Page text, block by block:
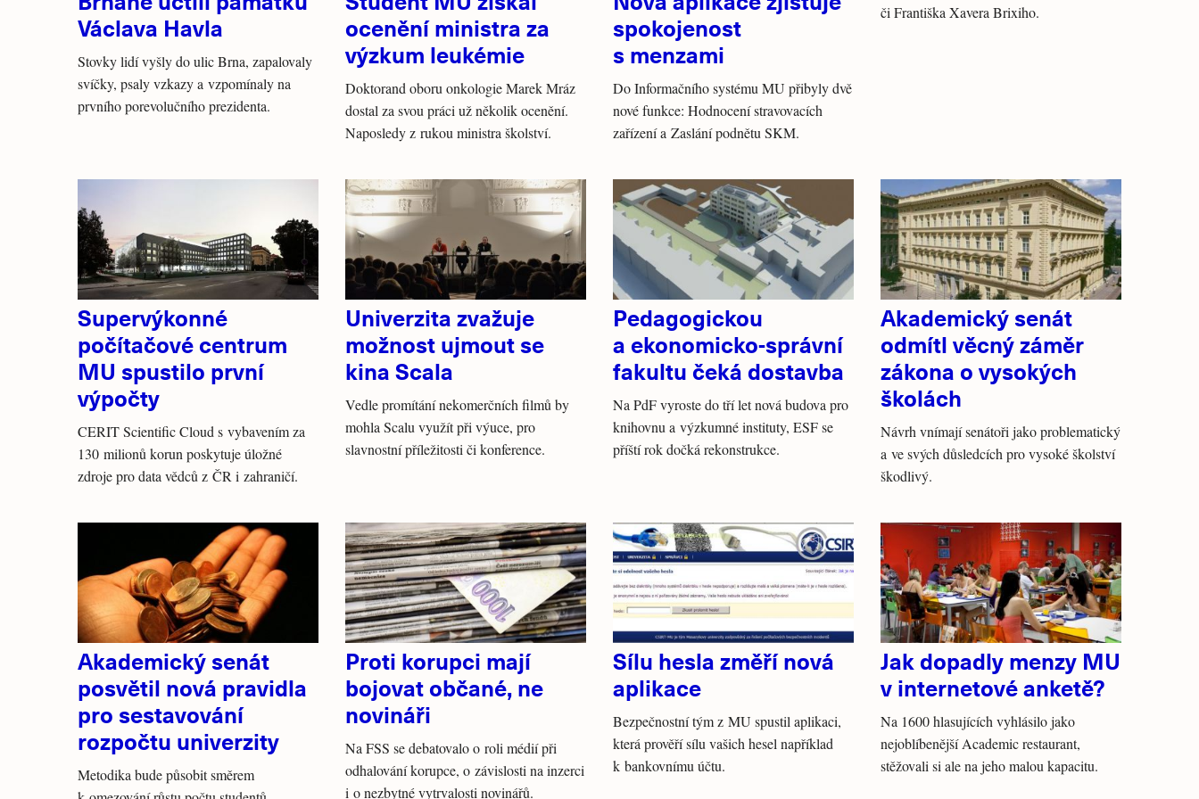
Václava Havla
Stovky lidí vyšly do ulic Brna, zapalovaly
svíčky, psaly vzkazy a vzpomínaly na
prvního porevolučního prezidenta.
ocenění ministra za
výzkum leukémie
Doktorand oboru onkologie Marek Mráz
dostal za svou práci už několik ocenění.
Naposledy z rukou ministra školství.
spokojenost
s menzami
Do Informačního systému MU přibyly dvě
nové funkce: Hodnocení stravovacích
zařízení a Zaslání podnětu SKM.
či Františka Xavera Brixiho.
Supervýkonné
počítačové centrum
MU spustilo první
výpočty
CERIT Scientific Cloud s vybavením za
130 milionů korun poskytuje úložné
zdroje pro data vědců z ČR i zahraničí.
Univerzita zvažuje
možnost ujmout se
kina Scala
Vedle promítání nekomerčních filmů by
mohla Scalu využít při výuce, pro
slavnostní příležitosti či konference.
Pedagogickou
a ekonomicko-správní
fakultu čeká dostavba
Na PdF vyroste do tří let nová budova pro
knihovnu a výzkumné instituty, ESF se
příští rok dočká rekonstrukce.
Akademický senát
odmítl věcný záměr
zákona o vysokých
školách
Návrh vnímají senátoři jako problematický
a ve svých důsledcích pro vysoké školství
škodlivý.
Akademický senát
posvětil nová pravidla
pro sestavování
rozpočtu univerzity
Metodika bude působit směrem
Proti korupci mají
bojovat občané, ne
novináři
Na FSS se debatovalo o roli médií při
odhalování korupce, o závislosti na inzerci
i o nezbytné vytrvalosti novinářů.
Sílu hesla změří nová
aplikace
Bezpečnostní tým z MU spustil aplikaci,
která prověří sílu vašich hesel například
k bankovnímu účtu.
Jak dopadly menzy MU
v internetové anketě?
Na 1600 hlasujících vyhlásilo jako
nejoblíbenější Academic restaurant,
stěžovali si ale na jeho malou kapacitu.